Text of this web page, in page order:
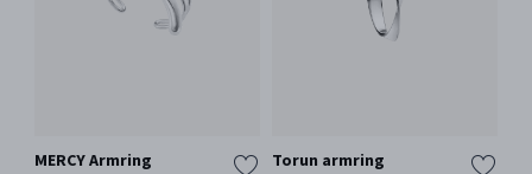
MERCY Armring Torun armring